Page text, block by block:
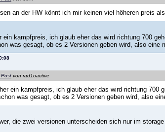
an der HW könnt ich mir keinen viel höheren preis
ein kampfpreis, ich glaub eher das wird richtung 700
was gesagt, ob es 2 Versionen geben wird, also eine
Post von rad1oactive
ein kampfpreis, ich glaub eher das wird richtung 700
was gesagt, ob es 2 Versionen geben wird, also
die zwei versionen unterscheiden sich nur im